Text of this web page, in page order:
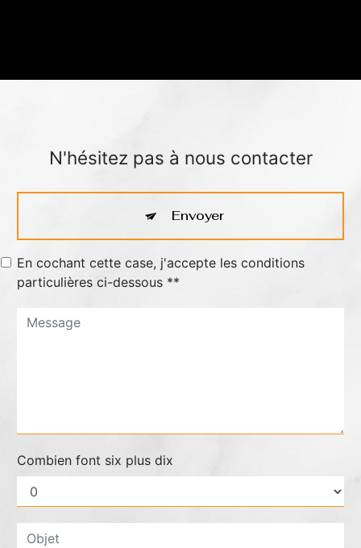
N'hésitez pas à nous contacter
Combien font six plus dix
En cochant cette case, j'accepte les conditions
particulières ci-dessous **
Envoyer